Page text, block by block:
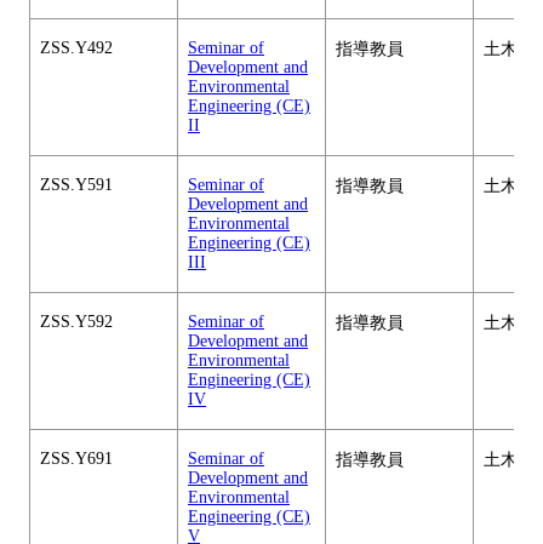
ZSS.Y492
Seminar of
Development and
Environmental
Engineering (CE)
II
指導教員 土木工
ZSS.Y591
Seminar of
Development and
Environmental
Engineering (CE)
III
指導教員 土木工
ZSS.Y592
Seminar of
Development and
Environmental
Engineering (CE)
IV
指導教員 土木工
ZSS.Y691
Seminar of
Development and
Environmental
Engineering (CE)
V
指導教員 土木工